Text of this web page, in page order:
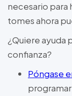
necesario para
tomes ahora
¿Quiere ayuda
confianza?
Póngase